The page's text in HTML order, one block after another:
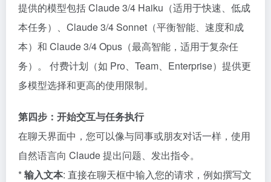
提供的模型包括 Claude 3/4 Haiku（适用于快速、低成
本任务）、Claude 3/4 Sonnet（平衡智能、速度和成
本）和 Claude 3/4 Opus（最高智能，适用于复杂任
务）。 付费计划（如 Pro、Team、Enterprise）提供更
多模型选择和更高的使用限制。
第四步：开始交互与任务执行
在聊天界面中，您可以像与同事或朋友对话一样，使用
自然语言向 Claude 提出问题、发出指令。
*输入文本: 直接在聊天框中输入您的请求，例如撰写文